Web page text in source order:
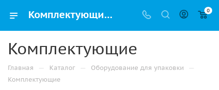
Комплектующие купить в Перми недорого с доставкой по городу 0
Комплектующие
Главная — Каталог — Оборудование для упаковки —
Комплектующие